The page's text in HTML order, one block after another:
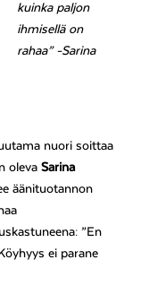
kuinka paljon
ihmisellä on
rahaa”-Sarina
nuori soittaa
olevaSarina
äänituotannon
”En
ei parane